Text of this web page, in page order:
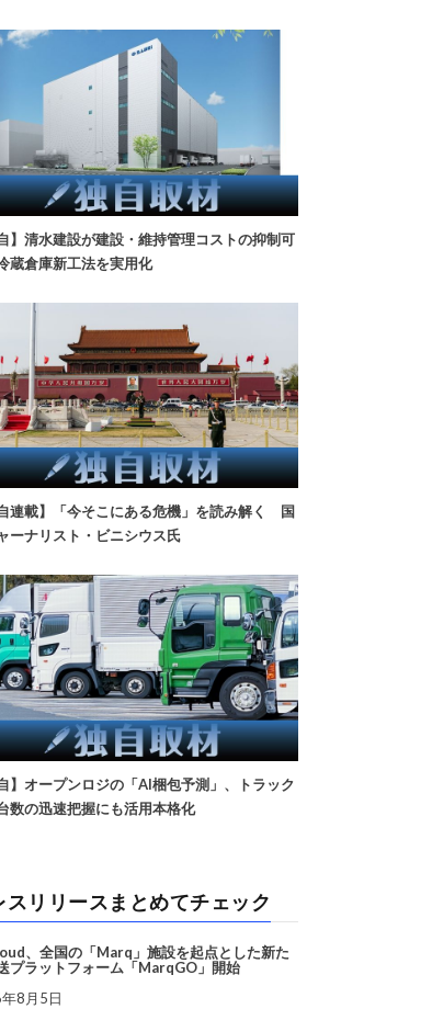
】清水建設が建設・維持管理コストの抑制可
蔵倉庫新工法を実用化
自連載】「今そこにある危機」を読み解く 国
ーナリスト・ビニシウス氏
】オープンロジの「AI梱包予測」、トラック
数の迅速把握にも活用本格化
スリリースまとめてチェック
、全国の「Marq」施設を起点とした新た
プラットフォーム「MarqGO」開始
8月5日